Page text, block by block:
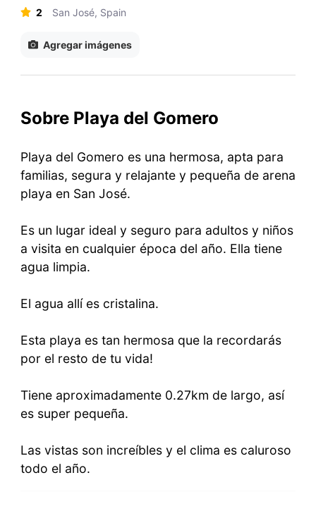
2 San José, Spain
Agregar imágenes
Sobre Playa del Gomero
Playa del Gomero es una hermosa, apta para
familias, segura y relajante y pequeña de arena
playa en San José.
Es un lugar ideal y seguro para adultos y niños
a visita en cualquier época del año. Ella tiene
agua limpia.
El agua allí es cristalina.
Esta playa es tan hermosa que la recordarás
por el resto de tu vida!
Tiene aproximadamente 0.27km de largo, así
es super pequeña.
Las vistas son increíbles y el clima es caluroso
todo el año.